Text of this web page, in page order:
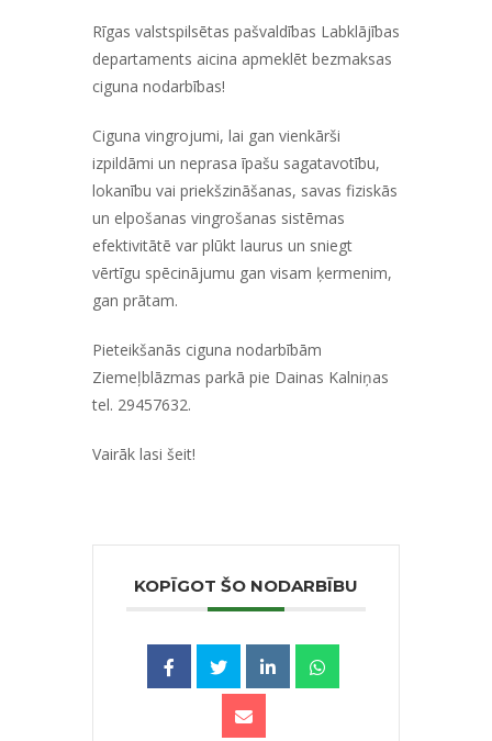
Rīgas valstspilsētas pašvaldības Labklājības
departaments aicina apmeklēt bezmaksas
ciguna nodarbības!
Ciguna vingrojumi, lai gan vienkārši
izpildāmi un neprasa īpašu sagatavotību,
lokanību vai priekšzināšanas, savas fiziskās
un elpošanas vingrošanas sistēmas
efektivitātē var plūkt laurus un sniegt
vērtīgu spēcinājumu gan visam ķermenim,
gan prātam.
Pieteikšanās ciguna nodarbībām
Ziemeļblāzmas parkā pie Dainas Kalniņas
tel. 29457632.
Vairāk lasi šeit!
KOPĪGOT ŠO NODARBĪBU